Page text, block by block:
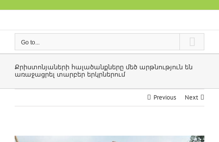
Go to...
Քրիստոնյաների հալածանքները մեծ արթնություն են
առաջացրել տարբեր երկրներում
Previous Next
View